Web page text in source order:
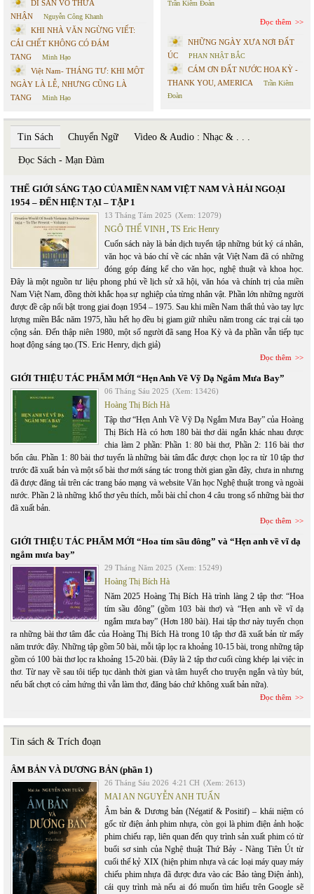
DI SẢN VÔ THỪA
NHẬN
Nguyễn Công Khanh
KHI NHÀ VĂN NGỪNG VIẾT:
CÁI CHẾT KHÔNG CÓ ĐÁM
TANG
Minh Hạo
Việt Nam- THÁNG TƯ: KHI MỘT
NGÀY LÀ LỄ, NHƯNG CŨNG LÀ
TANG
Minh Hạo
Trần Kiêm Đoàn
Đọc thêm
NHỮNG NGÀY XƯA NƠI ĐẤT
ÚC
PHAN NHẬT BẮC
CÁM ƠN ĐẤT NƯỚC HOA KỲ -
THANK YOU, AMERICA
Trần Kiêm
Đoàn
Tin Sách Chuyển Ngữ Video & Audio : Nhạc & . . .
Đọc Sách - Mạn Đàm
THẾ GIỚI SÁNG TẠO CỦA MIỀN NAM VIỆT NAM VÀ HẢI NGOẠI
1954 – ĐẾN HIỆN TẠI – TẬP 1
13 Tháng Tám 2025 (Xem: 12079)
NGÔ THẾ VINH, TS Eric Henry
Cuốn sách này là bản dịch tuyển tập những bút ký cá nhân,
văn học và báo chí về các nhân vật Việt Nam đã có những
đóng góp đáng kể cho văn học, nghệ thuật và khoa học.
Đây là một nguồn tư liệu phong phú về lịch sử xã hội, văn hóa và chính trị của miền
Nam Việt Nam, đồng thời khắc họa sự nghiệp của từng nhân vật. Phần lớn những người
được đề cập nổi bật trong giai đoạn 1954 – 1975. Sau khi miền Nam thất thủ vào tay lực
lượng miền Bắc năm 1975, hầu hết họ đều bị giam giữ nhiều năm trong các trại cải tạo
cộng sản. Đến thập niên 1980, một số người đã sang Hoa Kỳ và đa phần vẫn tiếp tục
hoạt động sáng tạo.(TS. Eric Henry, dịch giả)
Đọc thêm
GIỚI THIỆU TÁC PHẨM MỚI “Hẹn Anh Về Vỹ Dạ Ngắm Mưa Bay”
06 Tháng Sáu 2025 (Xem: 13426)
Hoàng Thị Bích Hà
Tập thơ “Hẹn Anh Về Vỹ Dạ Ngắm Mưa Bay” của Hoàng
Thị Bích Hà có hơn 180 bài thơ dài ngắn khác nhau được
chia làm 2 phần: Phần 1: 80 bài thơ, Phần 2: 116 bài thơ
bốn câu. Phần 1: 80 bài thơ tuyển là những bài tâm đắc được chọn lọc ra từ 10 tập thơ
trước đã xuất bản và một số bài thơ mới sáng tác trong thời gian gần đây, chưa in nhưng
đã được đăng tải trên các trang báo mạng và website Văn học Nghệ thuật trong và ngoài
nước. Phần 2 là những khổ thơ yêu thích, mỗi bài chỉ chon 4 câu trong số những bài thơ
đã xuất bản.
Đọc thêm
GIỚI THIỆU TÁC PHẨM MỚI “Hoa tím sầu đông” và “Hẹn anh về vĩ dạ
ngắm mưa bay”
29 Tháng Năm 2025 (Xem: 15249)
Hoàng Thị Bích Hà
Năm 2025 Hoàng Thị Bích Hà trình làng 2 tập thơ: “Hoa
tím sầu đông” (gồm 103 bài thơ) và “Hẹn anh về vĩ dạ
ngắm mưa bay” (Hơn 180 bài). Hai tập thơ này tuyển chọn
ra những bài thơ tâm đắc của Hoàng Thị Bích Hà trong 10 tập thơ đã xuất bản từ mấy
năm trước đây. Những tập gồm 50 bài, mỗi tập lọc ra khoảng 10-15 bài, trong những tập
gồm có 100 bài thơ lọc ra khoảng 15-20 bài. (Đây là 2 tập thơ cuối cùng khép lại việc in
thơ. Từ nay về sau tôi tiếp tục dành thời gian và tâm huyết cho truyện ngắn và tùy bút,
nếu bất chợt có cảm hứng thì vẫn làm thơ, đăng báo chứ không xuất bản nữa).
Đọc thêm
Tin sách & Trích đoạn
ÂM BẢN VÀ DƯƠNG BẢN (phần 1)
26 Tháng Sáu 2026 4:21 CH (Xem: 2613)
MAI AN NGUYỄN ANH TUẤN
Âm bản & Dương bản (Négatif & Positif) – khái niệm có
gốc từ điện ảnh phim nhựa, còn gọi là phim điện ảnh hoặc
phim chiếu rạp, liên quan đến quy trình sản xuất phim có từ
buổi sơ sinh của Nghệ thuật Thứ Bảy - Nàng Tiên Út từ
cuối thế kỷ XIX (hiện phim nhựa và các loại máy quay máy
chiếu phim nhựa đã được đưa vào các Bảo tàng Điện ảnh),
cái quy trình mà nếu ai đó muốn tìm hiểu trên Google sẽ